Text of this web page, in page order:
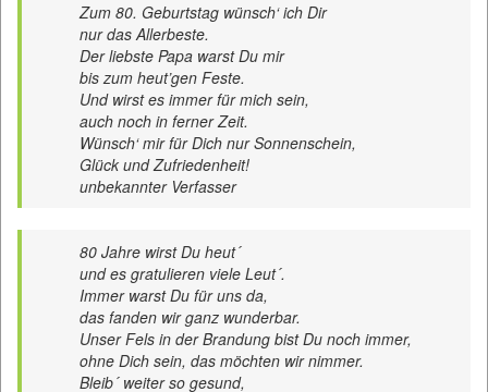
Zum 80. Geburtstag wünsch‘ ich Dir
nur das Allerbeste.
Der liebste Papa warst Du mir
bis zum heut’gen Feste.
Und wirst es immer für mich sein,
auch noch in ferner Zeit.
Wünsch‘ mir für Dich nur Sonnenschein,
Glück und Zufriedenheit!
unbekannter Verfasser
80 Jahre wirst Du heut´
und es gratulieren viele Leut´.
Immer warst Du für uns da,
das fanden wir ganz wunderbar.
Unser Fels in der Brandung bist Du noch immer,
ohne Dich sein, das möchten wir nimmer.
Bleib´ weiter so gesund,